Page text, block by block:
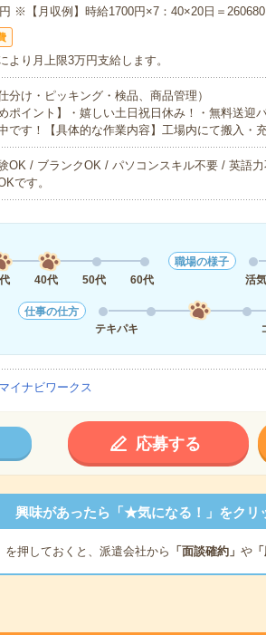
※【月収例】時給1700円×7：40×20日＝
より月上限3万円支給します。
分け・ピッキング・検品、商品管理）
ポイント】・嬉しい土日祝日休み！・無料送迎
です！【具体的な作業内容】工場内にて搬入・
OK / ブランクOK / パソコンスキル不要 / 英語力
です。
40代 50代 60代
職場の様子
活
仕事の仕方
テキパキ
イナビワークス
応募する
興味があったら「★気になる！」をクリ
を押しておくと、派遣会社から 「面談確約」 や「